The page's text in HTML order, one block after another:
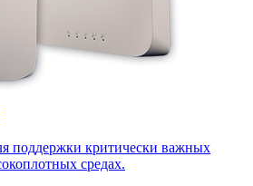
поддержки критически важных
средах.